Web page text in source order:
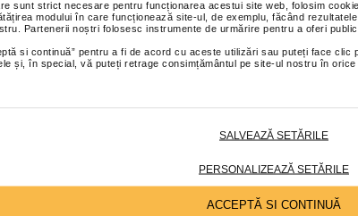
sunt strict necesare pentru funcționarea acestui site web, folosim
modului în care funcționează site-ul, de exemplu, făcând
Partenerii noștri folosesc instrumente de urmărire pentru a oferi
si continuă” pentru a fi de acord cu aceste utilizări sau puteți face clic
și, în special, vă puteți retrage consimțământul pe site-ul nostru în orice
SALVEAZĂ SETĂRILE
PERSONALIZEAZĂ SETĂRILE
ACCEPTĂ SI CONTINUĂ
solutie 18 flacoane
unidoze, 5 ml…
Solutie hipertonica sterila de apa